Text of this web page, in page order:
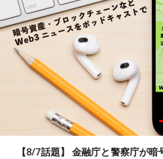
【8/7話題】 金融庁と警察庁が